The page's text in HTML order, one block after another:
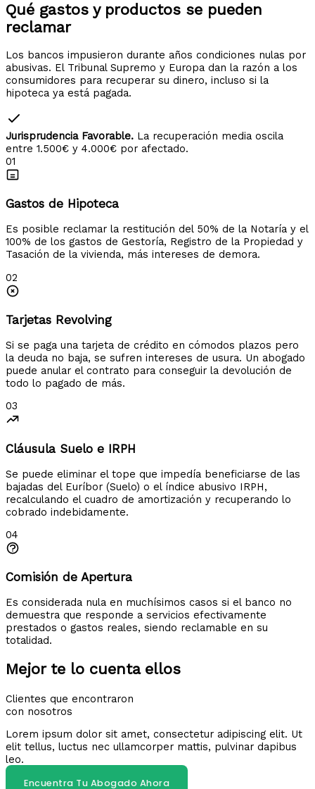
Qué gastos y productos se pueden
reclamar
Los bancos impusieron durante años condiciones nulas por
abusivas. El Tribunal Supremo y Europa dan la razón a los
consumidores para recuperar su dinero, incluso si la
hipoteca ya está pagada.
Jurisprudencia Favorable. La recuperación media oscila
entre 1.500€ y 4.000€ por afectado.
01
Gastos de Hipoteca
Es posible reclamar la restitución del 50% de la Notaría y el
100% de los gastos de Gestoría, Registro de la Propiedad y
Tasación de la vivienda, más intereses de demora.
02
Tarjetas Revolving
Si se paga una tarjeta de crédito en cómodos plazos pero
la deuda no baja, se sufren intereses de usura. Un abogado
puede anular el contrato para conseguir la devolución de
todo lo pagado de más.
03
Cláusula Suelo e IRPH
Se puede eliminar el tope que impedía beneficiarse de las
bajadas del Euríbor (Suelo) o el índice abusivo IRPH,
recalculando el cuadro de amortización y recuperando lo
cobrado indebidamente.
04
Comisión de Apertura
Es considerada nula en muchísimos casos si el banco no
demuestra que responde a servicios efectivamente
prestados o gastos reales, siendo reclamable en su
totalidad.
Mejor te lo cuenta ellos
Clientes que encontraron
con nosotros
Lorem ipsum dolor sit amet, consectetur adipiscing elit. Ut
elit tellus, luctus nec ullamcorper mattis, pulvinar dapibus
leo.
Encuentra Tu Abogado Ahora